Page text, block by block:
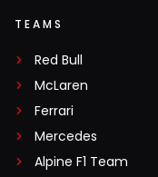
TEAMS
Red Bull
McLaren
Ferrari
Mercedes
Alpine F1 Team